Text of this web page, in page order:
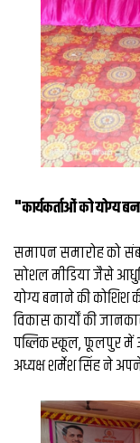
"कार्यकर्ताओं को योग्य
समापन समारोह को
सोशल मीडिया जैसे
योग्य बनाने की कोशिश
विकास कार्यों की
पब्लिक स्कूल, फूलपुर में
अध्यक्ष शर्मेश सिंह ने